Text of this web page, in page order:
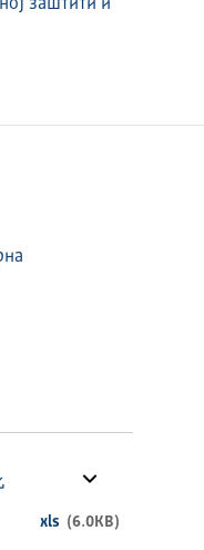
заштити и
xls (6.0KB)